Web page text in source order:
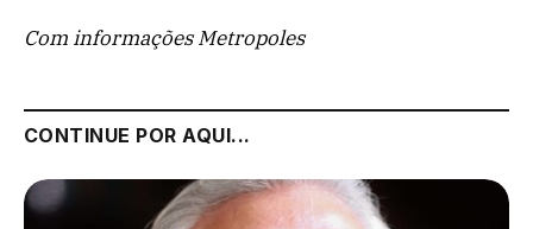
Com informações Metropoles
CONTINUE POR AQUI...